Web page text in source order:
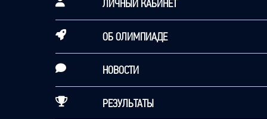
ЛИЧНЫЙ КАБИНЕТ
ОБ ОЛИМПИАДЕ
НОВОСТИ
РЕЗУЛЬТАТЫ